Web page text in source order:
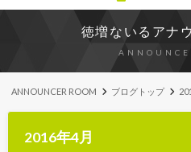
徳増ないるアナ
ANNOUNCER ROOM ブログトップ
2016年4月